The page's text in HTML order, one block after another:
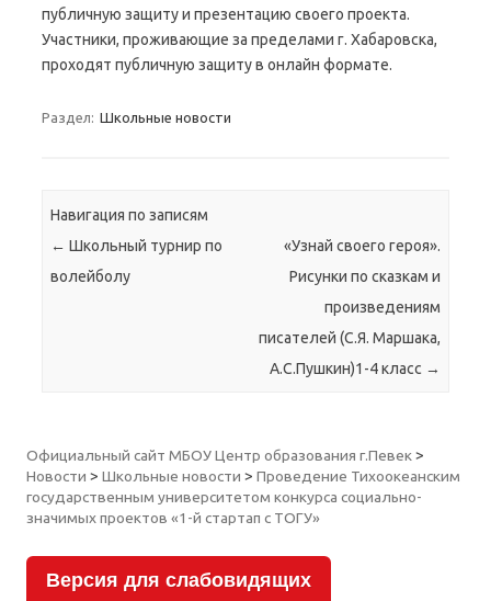
публичную защиту и презентацию своего проекта.
Участники, проживающие за пределами г. Хабаровска,
проходят публичную защиту в онлайн формате.
Раздел: Школьные новости
Навигация по записям
← Школьный турнир по
волейболу
«Узнай своего героя».
Рисунки по сказкам и
произведениям
писателей (С.Я. Маршака,
А.С.Пушкин)1-4 класс →
Официальный сайт МБОУ Центр образования г.Певек>
Новости > Школьные новости > Проведение Тихоокеанским
государственным университетом конкурса социально-
значимых проектов «1-й стартап с ТОГУ»
Версия для слабовидящих